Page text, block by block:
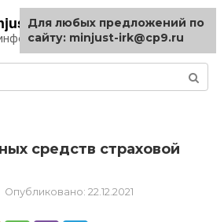
irk.ru
про автомобили
средств страховой
Опубликовано: 22.12.2021
Для любых предложений по
сайту: minjust-irk@cp9.ru